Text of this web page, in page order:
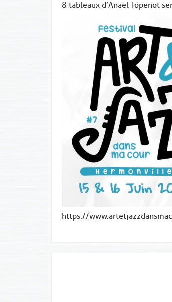
8 tableaux d’Anael Topenot
https://